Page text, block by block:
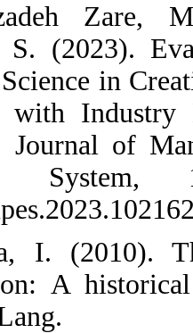
34.
Norollahee,
Ministry of
to Relation
Perspective.
10.48308/
35. Oplatka,
field. Peter